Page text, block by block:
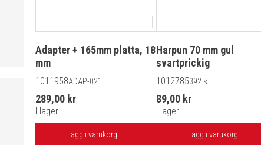
Adapter + 165mm platta, 18
mm
1011958ADAP-021
289,00 kr
I lager
Lägg i varukorg
Harpun 70 mm gul
svartprickig
1012785392 s
89,00 kr
I lager
Lägg i varukorg